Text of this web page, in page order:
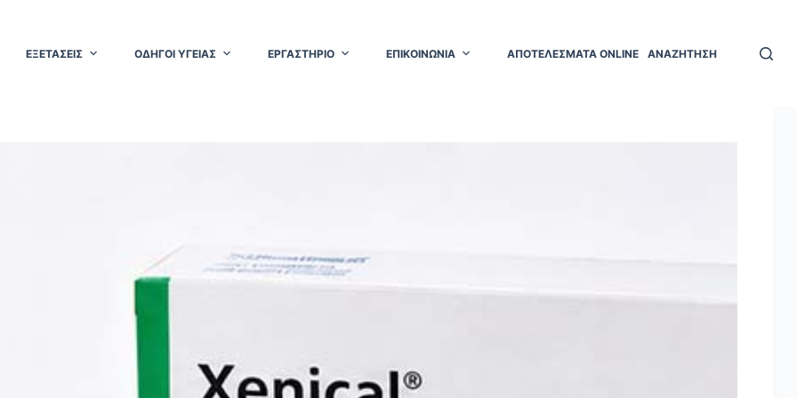
ΕΞΕΤΑΣΕΙΣ ΟΔΗΓΟΙ ΥΓΕΙΑΣ ΕΡΓΑΣΤΗΡΙΟ ΕΠΙΚΟΙΝΩΝΙΑ ΑΠΟΤΕΛΕΣΜΑΤΑ ONLINE ΑΝΑΖΗΤΗΣΗ